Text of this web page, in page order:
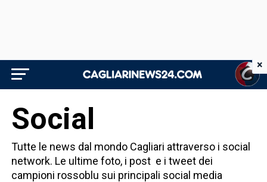
Social
Tutte le news dal mondo Cagliari attraverso i social
network. Le ultime foto, i post e i tweet dei
campioni rossoblu sui principali social media
×